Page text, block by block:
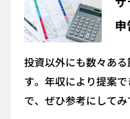
投資以外にも数々あ
す。年収により提案
で、ぜひ参考にしてみ